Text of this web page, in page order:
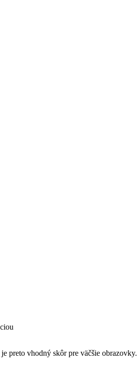
preto vhodný skôr pre väčšie obrazovky.